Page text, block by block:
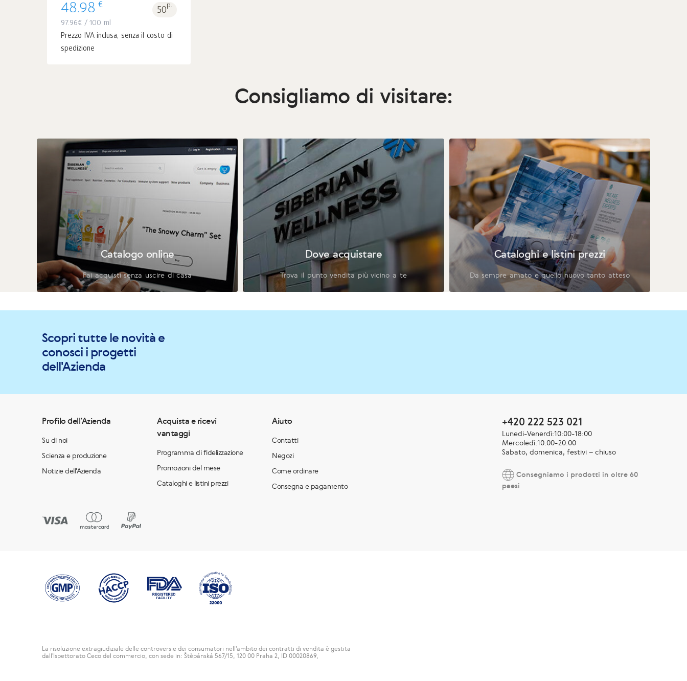
48.98 € 50p.
97.96€ / 100 ml
Prezzo IVA inclusa, senza il costo di
spedizione
Consigliamo di visitare:
Catalogo online
Fai acquisti senza uscire di casa
Dove acquistare
Trova il punto vendita più vicino a te
Cataloghi e listini prezzi
Da sempre amato e quello nuovo tanto atteso
Scopri tutte le novità e
conosci i progetti
dell'Azienda
Profilo dell’Azienda
Su di noi
Scienza e produzione
Notizie dell'Azienda
Acquista e ricevi
vantaggi
Programma di fidelizzazione
Promozioni del mese
Cataloghi e listini prezzi
Aiuto
Contatti
Negozi
Come ordinare
Consegna e pagamento
+420 222 523 021
Lunedi-Venerdì:10:00-18:00
Mercoledì:10:00-20:00
Sabato, domenica, festivi – chiuso
Consegniamo i prodotti in oltre 60
paesi
La risoluzione extragiudiziale delle controversie dei consumatori nell'ambito dei contratti di vendita è gestita
dall'Ispettorato Ceco del commercio, con sede in: Štěpánská 567/15, 120 00 Praha 2, ID 00020869,